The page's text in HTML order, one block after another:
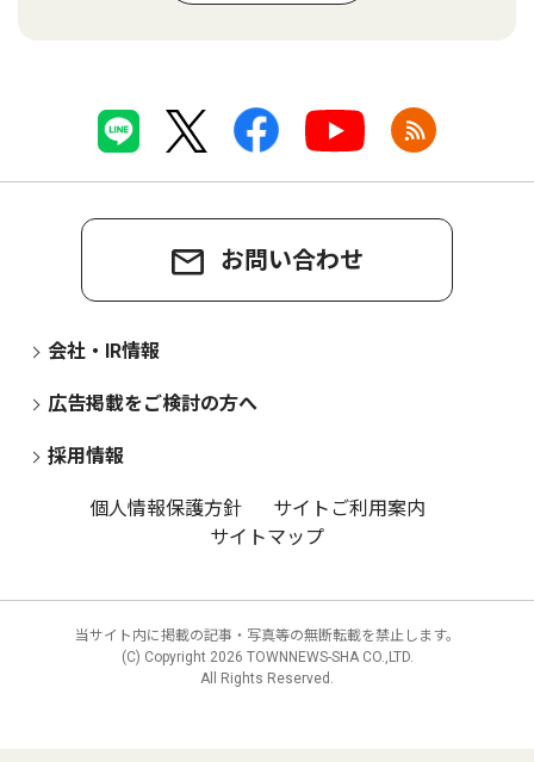
お問い合わせ
会社・IR情報
広告掲載をご検討の方へ
採用情報
個人情報保護方針
サイトご利用案内
サイトマップ
当サイト内に掲載の記事・写真等の無断転載を禁止します。
(C) Copyright 2026 TOWNNEWS-SHA CO.,LTD.
All Rights Reserved.